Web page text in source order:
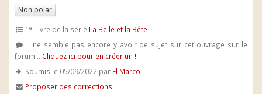
Non polar
1er livre de la série La Belle et la Bête
Il ne semble pas encore y avoir de sujet sur cet ouvrage sur le
forum... Cliquez ici pour en créer un !
Soumis le 05/09/2022 par El Marco
Proposer des corrections